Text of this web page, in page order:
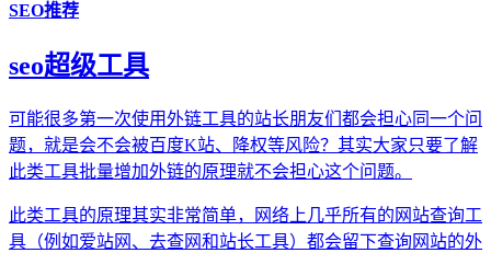
SEO推荐
seo超级工具
可能很多第一次使用外链工具的站长朋友们都会担心同一个问
题，就是会不会被百度K站、降权等风险？其实大家只要了解
此类工具批量增加外链的原理就不会担心这个问题。
此类工具的原理其实非常简单，网络上几乎所有的网站查询工
具（例如爱站网、去查网和站长工具）都会留下查询网站的外